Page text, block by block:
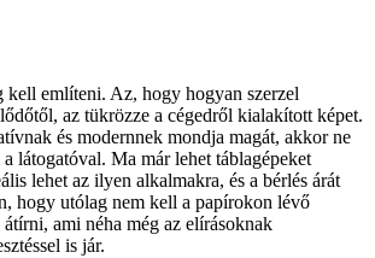
kell említeni. Az, hogy hogyan szerzel
az tükrözze a cégedről kialakított képet.
és modernnek mondja magát, akkor ne
látogatóval. Ma már lehet táblagépeket
lehet az ilyen alkalmakra, és a bérlés árát
hogy utólag nem kell a papírokon lévő
ami néha még az elírásoknak
is jár.